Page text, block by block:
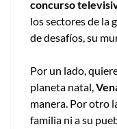
concurso
los sectores de la
de desafíos, su
Por un lado,
planeta natal,
manera. Por otro
familia ni a su